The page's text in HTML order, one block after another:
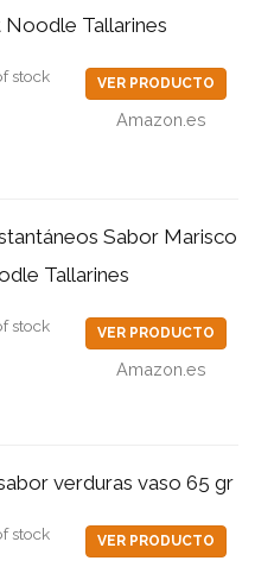
Noodle Tallarines
stock VER PRODUCTO
Amazon.es
Sabor Marisco
Tallarines
stock VER PRODUCTO
Amazon.es
verduras vaso 65 gr
stock VER PRODUCTO